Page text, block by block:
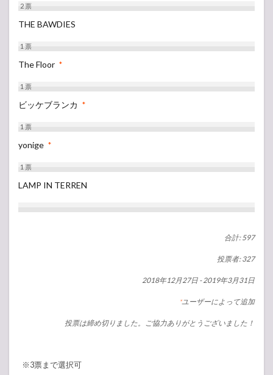
2票
THE BAWDIES
1票
The Floor *
1票
ビッケブランカ *
1票
yonige *
1票
LAMP IN TERREN
合計: 597
投票者: 327
2018年12月27日 -2019年3月31日
*ユーザーによって追加
投票は締め切りました。ご協力ありがとうございました！
※3票まで選択可